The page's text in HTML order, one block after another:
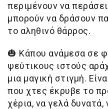
περιμένουν να
μπορούν να δράσουν
το αληθινό θάρρος.
🎃 Κάπου ανάμεσα σε
ψεύτικους ιστούς
μια μαγική στιγμή.
που χτες έκρυβε το
χέρια, να γελά